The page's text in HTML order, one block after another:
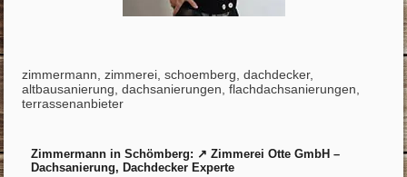
zimmermann, zimmerei, schoemberg, dachdecker,
altbausanierung, dachsanierungen, flachdachsanierungen,
terrassenanbieter
Zimmermann in Schömberg: ↗️ Zimmerei Otte GmbH –
Dachsanierung, Dachdecker Experte